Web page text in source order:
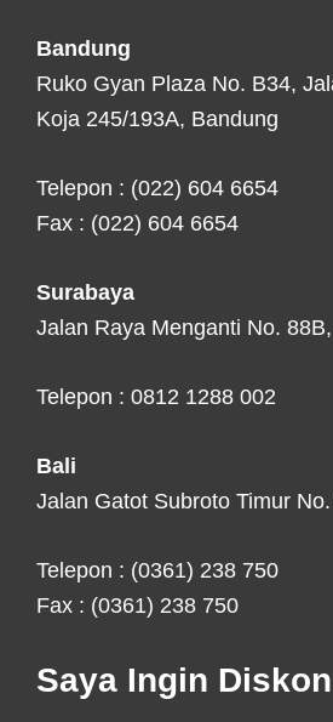
Bandung
Ruko Gyan Plaza No. B34,
Koja 245/193A, Bandung
Telepon : (022) 604 6654
Fax : (022) 604 6654
Surabaya
Jalan Raya Menganti No.
Telepon : 0812 1288 002
Bali
Jalan Gatot Subroto Timur
Telepon : (0361) 238 750
Fax : (0361) 238 750
Saya Ingin Diskon